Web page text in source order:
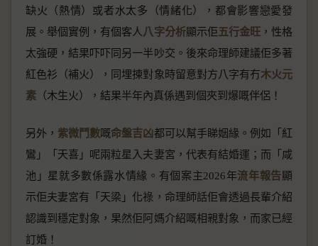
缺火（熱情）或者水太多（情緒化），都會影響戀愛發
展。舉個實例，有個客人 八字分析顯示佢五行金旺，性格
太強硬，結果吓吓同另一半吵交。後來命理師建議佢多著
紅色衫（補火），同埋揀對象時留意對方八字有冇木火元
素 （木生火），結果半年內真係遇到個夾到爆嘅伴侶！
另外， 紫微鬥數嘅命盤吉凶都可以幫手睇姻緣。例如「紅
鸞」「天喜」呢兩粒星入夫妻宮，代表有結婚運；而「咸
池」星就多數係露水情緣。有個案主2026年流年報告顯
示佢夫妻宮有「天梁」化祿，命理師話佢會透過長輩介紹
認識到穩定對象，果然佢阿媽介紹嘅相親對象，而家已經
訂婚！